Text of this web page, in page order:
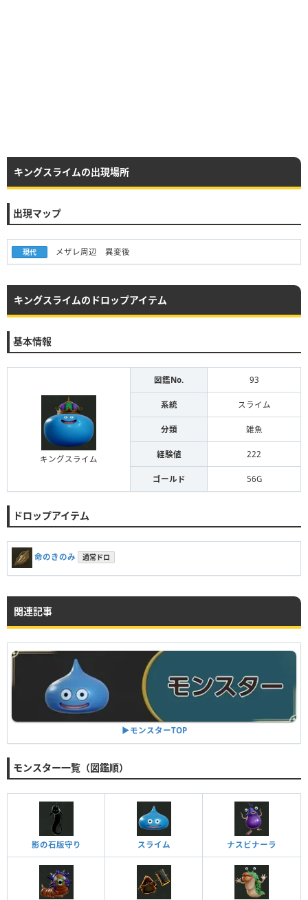
キングスライムの出現場所
出現マップ
現代 メザレ周辺 異変後
キングスライムのドロップアイテム
基本情報
キングスライム
図鑑No. 93
系統 スライム
分類 雑魚
経験値 222
ゴールド 56G
ドロップアイテム
命のきのみ 通常ドロ
関連記事
▶︎モンスターTOP
モンスター一覧（図鑑順）
影の石版守り スライム ナスビナーラ